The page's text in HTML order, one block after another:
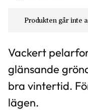
Produkten går inte
Vackert
glänsande
bra vintertid.
lägen.